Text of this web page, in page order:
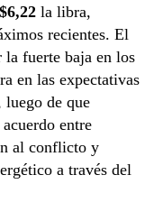
la libra,
recientes. El
la fuerte baja en los
en las expectativas
luego de que
entre
al conflicto y
a través del